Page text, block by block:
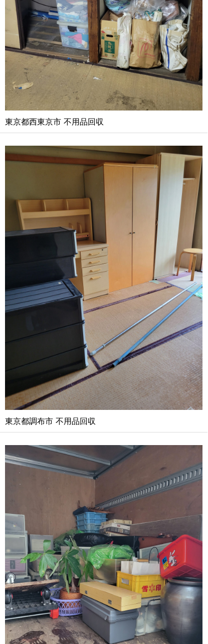
東京都西東京市 不用品回収
東京都調布市 不用品回収